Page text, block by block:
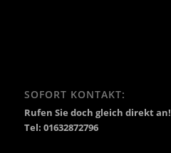
SOFORT KONTAKT:
Rufen Sie doch gleich direkt an!
Tel: 01632872796